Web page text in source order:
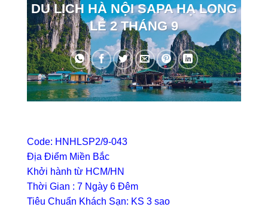
DU LỊCH HÀ NỘI SAPA HẠ LONG
LỄ 2 THÁNG 9
Code: HNHLSP2/9-043
Địa Điểm Miền Bắc
Khởi hành từ HCM/HN
Thời Gian : 7 Ngày 6 Đêm
Tiêu Chuẩn Khách Sạn: KS 3 sao